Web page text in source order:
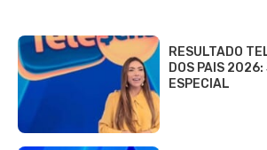
RESULTADO
DOS PAIS 2026:
ESPECIAL